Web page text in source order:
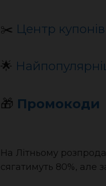
✂️ Центр купонів
🌟
🎁 Промокоди
На Літньому
сягатимуть 80%, але